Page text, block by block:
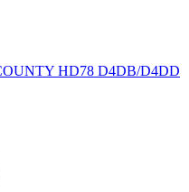
HD78 D4DB/D4DD